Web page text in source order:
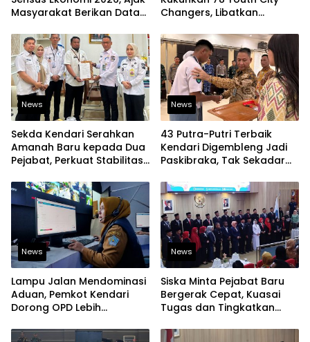
Masyarakat Berikan Data
Changers, Libatkan
Perubahan Kota
News
Sekda Kendari Serahkan
Amanah Baru kepada Dua
Pejabat, Perkuat Stabilitas
News
43 Putra-Putri Terbaik
Kendari Digembleng Jadi
Paskibraka, Tak Sekadar
News
Lampu Jalan Mendominasi
Aduan, Pemkot Kendari
Dorong OPD Lebih
Laporan Warga
News
Siska Minta Pejabat Baru
Bergerak Cepat, Kuasai
Tugas dan Tingkatkan